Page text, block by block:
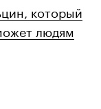
который
людям